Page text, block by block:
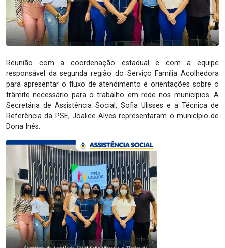
Reunião com a coordenação estadual e com a equipe
responsável da segunda região do Serviço Família Acolhedora
para apresentar o fluxo de atendimento e orientações sobre o
trâmite necessário para o trabalho em rede nos municípios. A
Secretária de Assistência Social, Sofia Ulisses e a Técnica de
Referência da PSE, Joalice Alves representaram o município de
Dona Inês.